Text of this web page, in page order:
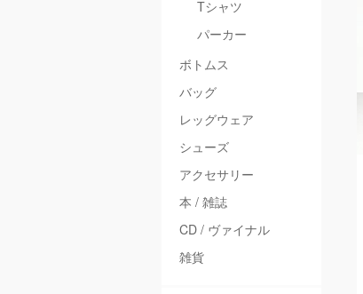
Tシャツ
パーカー
ボトムス
バッグ
レッグウェア
シューズ
アクセサリー
本 / 雑誌
CD / ヴァイナル
雑貨